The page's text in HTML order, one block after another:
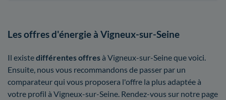
Les offres d'énergie à Vigneux-sur-Seine
Il existedifférentes offresà Vigneux-sur-Seine que voici.
Ensuite, nous vous recommandons de passer par un
comparateur qui vous proposera l'offre la plus adaptée à
votre profil à Vigneux-sur-Seine. Rendez-vous sur notre page